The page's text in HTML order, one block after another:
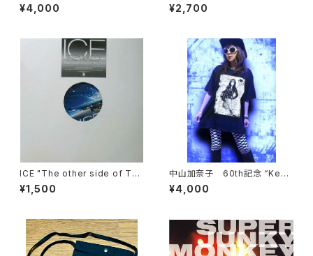
Tシャツ ＊ステッカー付き！
¥4,000 ¥2,700
ICE "The other side of TR
UTH" 12"(レコード)
¥1,500
中山加奈子 60th記念 “Keep
Rockin' Baby!” Tシャツ
¥4,000